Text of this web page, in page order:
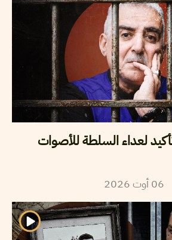
لعداء السلطة للأصوات
06 أوت2026